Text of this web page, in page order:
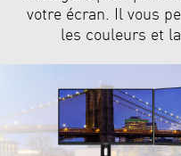
votre écran. Il vous
les couleurs et